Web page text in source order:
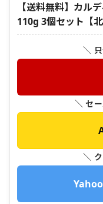
【送料無料】カル
110g 3個セット【
＼
＼ セ
＼